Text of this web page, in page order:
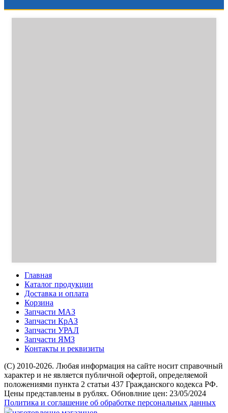
Главная
Каталог продукции
Доставка и оплата
Корзина
Запчасти МАЗ
Запчасти КрАЗ
Запчасти УРАЛ
Запчасти ЯМЗ
Контакты и реквизиты
(C) 2010-2026. Любая информация на сайте носит справочный
характер и не является публичной офертой, определяемой
положениями пункта 2 статьи 437 Гражданского кодекса РФ.
Цены представлены в рублях. Обновлние цен: 23/05/2024
Политика и соглашение об обработке персональных данных